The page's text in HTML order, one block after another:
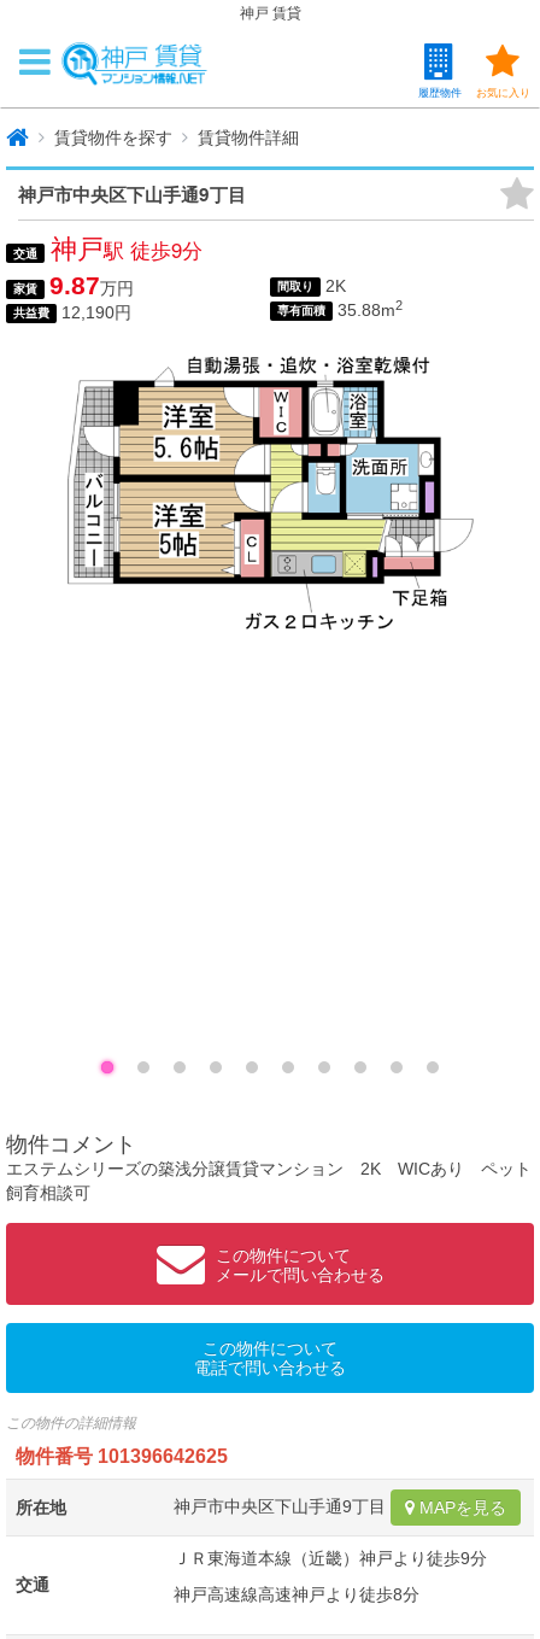
神戸 賃貸
お気に入り
履歴物件
賃貸物件を探す 賃貸物件詳細
神戸市中央区下山手通9丁目
交通 神戸駅 徒歩9分
家賃 9.87万円
共益費 12,190円
間取り 2K
専有面積 35.88m2
物件コメント
エステムシリーズの築浅分譲賃貸マンション 2K WICあり ペット
飼育相談可
この物件について
メールで問い合わせる
この物件について
電話で問い合わせる
この物件の詳細情報
物件番号 101396642625
所在地 神戸市中央区下山手通9丁目 MAPを見る
交通
ＪＲ東海道本線（近畿）神戸より徒歩9分
神戸高速線高速神戸より徒歩8分